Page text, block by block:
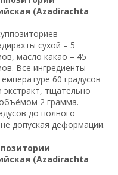
(Azadirachta
сухой – 5
масло какао – 45
Все ингредиенты
60 градусов
тщательно
2 грамма.
до полного
допуская деформации.
(Azadirachta